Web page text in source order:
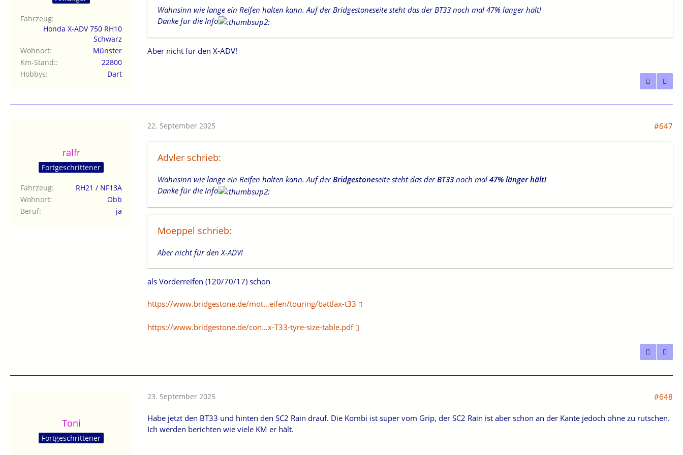
Fahrzeug
Honda X-ADV 750 RH10
Schwarz
Wohnort
Münster
Km-Stand:
22800
Hobbys
Dart
Wahnsinn wie lange ein Reifen halten kann. Auf der Bridgestoneseite steht das der BT33 noch mal 47% länger hält!
Danke für die Info
Aber nicht für den X-ADV!
ralfr
Fortgeschrittener
Fahrzeug
RH21 / NF13A
Wohnort
Obb
Beruf
ja
22. September 2025 #647
Advler schrieb:
Wahnsinn wie lange ein Reifen halten kann. Auf derBridgestoneseite steht das derBT33 noch mal 47% länger hält!
Danke für die Info
Moeppel schrieb:
Aber nicht für den X-ADV!
als Vorderreifen (120/70/17) schon
https://www.bridgestone.de/mot…eifen/touring/battlax-t33
https://www.bridgestone.de/con…x-T33-tyre-size-table.pdf
Toni
Fortgeschrittener
23. September 2025 #648
Habe jetzt den BT33 und hinten den SC2 Rain drauf. Die Kombi ist super vom Grip, der SC2 Rain ist aber schon an der Kante jedoch ohne zu rutschen.
Ich werden berichten wie viele KM er hält.